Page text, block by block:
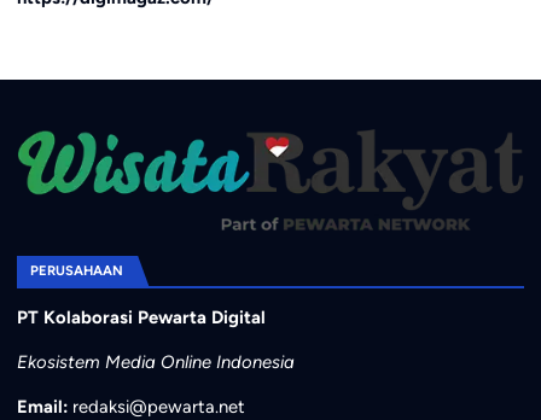
PERUSAHAAN
PT Kolaborasi Pewarta Digital
Ekosistem Media Online Indonesia
Email: redaksi@pewarta.net